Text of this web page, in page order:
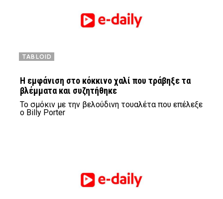
TABLOID
Η εμφάνιση στο κόκκινο χαλί που τράβηξε τα
βλέμματα και συζητήθηκε
Το σμόκιν με την βελούδινη τουαλέτα που επέλεξε
ο Billy Porter